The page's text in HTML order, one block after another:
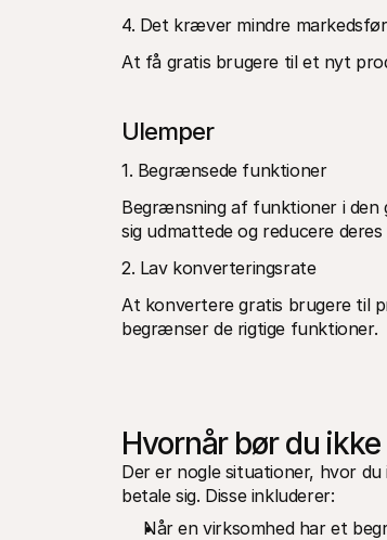
4. Det kræver mindre
At få gratis brugere til et nyt
Ulemper
1. Begrænsede funktioner
Begrænsning af funktioner i den
sig udmattede og reducere
2. Lav konverteringsrate
At konvertere gratis brugere til
begrænser de rigtige funktioner.
Hvornår bør du
Der er nogle situationer, hvor
betale sig. Disse inkluderer:
Når en virksomhed har et